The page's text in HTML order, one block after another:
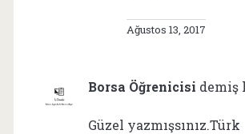
Ağustos 13, 2017
Borsa Öğrenicisi demiş
Güzel yazmışsınız.Türk